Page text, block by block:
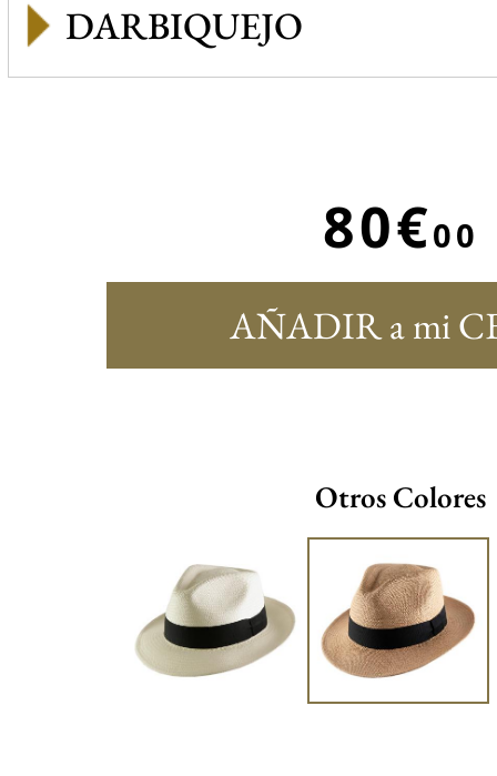
DARBIQUEJO
80€00
AÑADIR a mi
Otros Colores